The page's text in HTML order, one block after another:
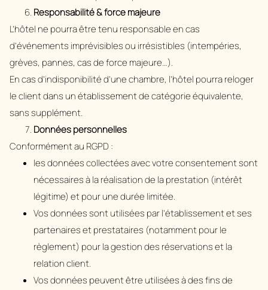
Responsabilité & force majeure
L’hôtel ne pourra être tenu responsable en cas
d’événements imprévisibles ou irrésistibles (intempéries,
grèves, pannes, cas de force majeure…).
En cas d’indisponibilité d’une chambre, l’hôtel pourra reloger
le client dans un établissement de catégorie équivalente,
sans supplément.
Données personnelles
Conformément au RGPD :
les données collectées avec votre consentement sont
nécessaires à la réalisation de la prestation (intérêt
légitime) et pour une durée limitée.
Vos données sont utilisées par l’établissement et ses
partenaires et prestataires (notamment pour le
règlement) pour la gestion des réservations et la
relation client.
Vos données peuvent être utilisées à des fins de